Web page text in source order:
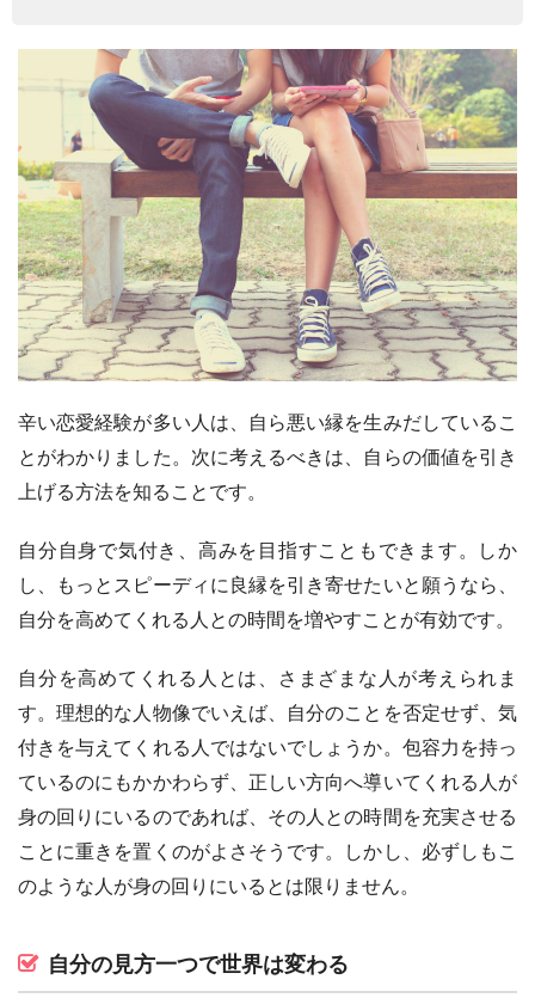
辛い恋愛経験が多い人は、自ら悪い縁を生みだしているこ
とがわかりました。次に考えるべきは、自らの価値を引き
上げる方法を知ることです。
自分自身で気付き、高みを目指すこともできます。しか
し、もっとスピーディに良縁を引き寄せたいと願うなら、
自分を高めてくれる人との時間を増やすことが有効です。
自分を高めてくれる人とは、さまざまな人が考えられま
す。理想的な人物像でいえば、自分のことを否定せず、気
付きを与えてくれる人ではないでしょうか。包容力を持っ
ているのにもかかわらず、正しい方向へ導いてくれる人が
身の回りにいるのであれば、その人との時間を充実させる
ことに重きを置くのがよさそうです。しかし、必ずしもこ
のような人が身の回りにいるとは限りません。
自分の見方一つで世界は変わる